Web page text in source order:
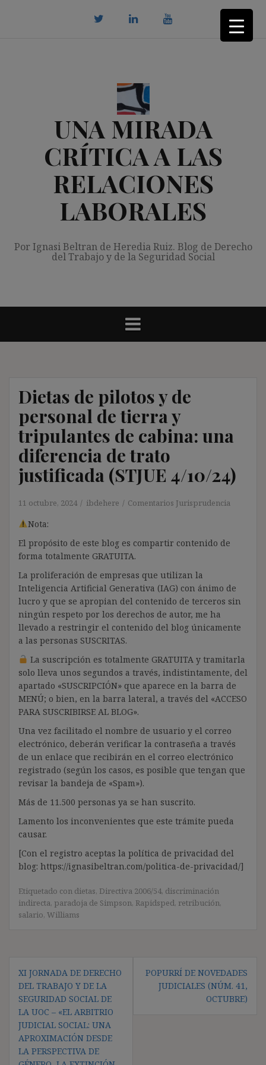
UNA MIRADA
CRÍTICA A LAS
RELACIONES
LABORALES
Por Ignasi Beltran de Heredia Ruiz. Blog de Derecho
del Trabajo y de la Seguridad Social
Dietas de pilotos y de
personal de tierra y
tripulantes de cabina: una
diferencia de trato
justificada (STJUE 4/10/24)
11 octubre, 2024 ibdehere Comentarios Jurisprudencia
Nota:
El propósito de este blog es compartir contenido de
forma totalmente GRATUITA.
La proliferación de empresas que utilizan la
Inteligencia Artificial Generativa (IAG) con ánimo de
lucro y que se apropian del contenido de terceros sin
ningún respeto por los derechos de autor, me ha
llevado a restringir el contenido del blog únicamente
a las personas SUSCRITAS.
La suscripción es totalmente GRATUITA y tramitarla
solo lleva unos segundos a través, indistintamente, del
apartado «SUSCRIPCIÓN» que aparece en la barra de
MENÚ; o bien, en la barra lateral, a través del «ACCESO
PARA SUSCRIBIRSE AL BLOG».
Una vez facilitado el nombre de usuario y el correo
electrónico, deberán verificar la contraseña a través
de un enlace que recibirán en el correo electrónico
registrado (según los casos, es posible que tengan que
revisar la bandeja de «Spam»).
Más de 11.500 personas ya se han suscrito.
Lamento los inconvenientes que este trámite pueda
causar.
[Con el registro aceptas la política de privacidad del
blog: https://ignasibeltran.com/politica-de-privacidad/]
Etiquetado con dietas, Directiva 2006/54, discriminación
indirecta, paradoja de Simpson, Rapidsped, retribución,
salario, Williams
de
entradas
XI JORNADA DE DERECHO
DEL TRABAJO Y DE LA
SEGURIDAD SOCIAL DE
LA UOC – «EL ARBITRIO
JUDICIAL SOCIAL: UNA
APROXIMACIÓN DESDE
LA PERSPECTIVA DE
POPURRÍ DE NOVEDADES
JUDICIALES (NÚM. 41,
OCTUBRE)